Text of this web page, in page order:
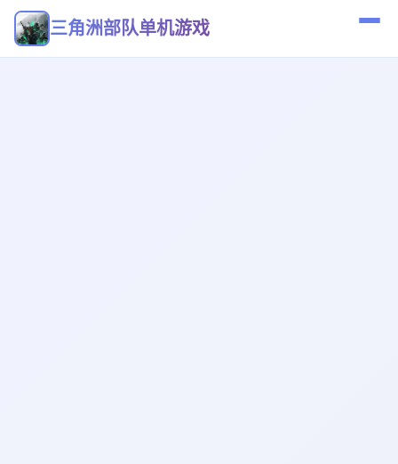
三角洲部队单机游戏